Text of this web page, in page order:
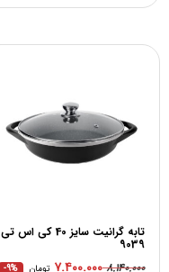
تابه گرانیت سایز 40 کی اس تی
9039
۸.۱۴۰.۰۰۰ ۷.۴۰۰.۰۰۰ تومان -9%